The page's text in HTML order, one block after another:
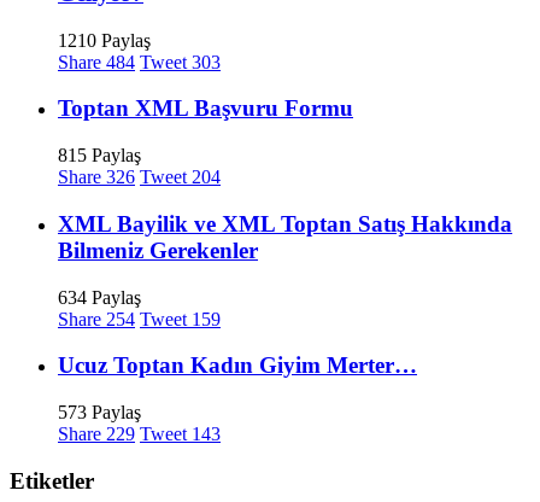
1210 Paylaş
Share 484 Tweet 303
Toptan XML Başvuru Formu
815 Paylaş
Share 326 Tweet 204
XML Bayilik ve XML Toptan Satış Hakkında
Bilmeniz Gerekenler
634 Paylaş
Share 254 Tweet 159
Ucuz Toptan Kadın Giyim Merter…
573 Paylaş
Share 229 Tweet 143
Etiketler